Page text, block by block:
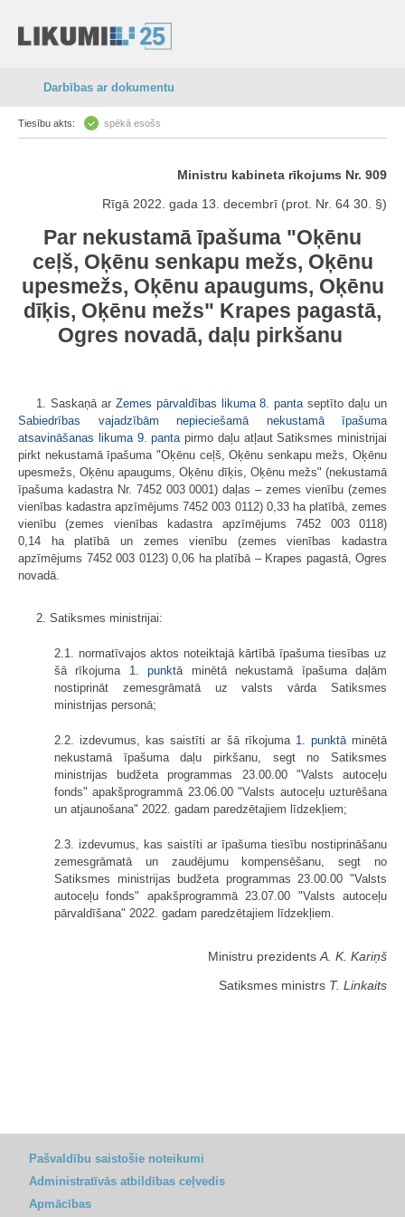
Darbības ar dokumentu
Tiesību akts: spēkā esošs
Ministru kabineta rīkojums Nr. 909
Rīgā 2022. gada 13. decembrī (prot. Nr. 64 30. §)
Par nekustamā īpašuma "Oķēnu
ceļš, Oķēnu senkapu mežs, Oķēnu
upesmežs, Oķēnu apaugums, Oķēnu
dīķis, Oķēnu mežs" Krapes pagastā,
Ogres novadā, daļu pirkšanu
1. Saskaņā ar Zemes pārvaldības likuma 8. panta septīto daļu un
Sabiedrības vajadzībām nepieciešamā nekustamā īpašuma
atsavināšanas likuma​​​​​​ 9. panta pirmo daļu atļaut Satiksmes ministrijai
pirkt nekustamā īpašuma "Oķēnu ceļš, Oķēnu senkapu mežs, Oķēnu
upesmežs, Oķēnu apaugums, Oķēnu dīķis, Oķēnu mežs" (nekustamā
īpašuma kadastra Nr. 7452 003 0001) daļas – zemes vienību (zemes
vienības kadastra apzīmējums 7452 003 0112) 0,33 ha platībā, zemes
vienību (zemes vienības kadastra apzīmējums 7452 003 0118)
0,14 ha platībā un zemes vienību (zemes vienības kadastra
apzīmējums 7452 003 0123) 0,06 ha platībā – Krapes pagastā, Ogres
novadā.
2. Satiksmes ministrijai:
2.1. normatīvajos aktos noteiktajā kārtībā īpašuma tiesības uz
šā rīkojuma 1. punktā minētā nekustamā īpašuma daļām
nostiprināt zemesgrāmatā uz valsts vārda Satiksmes
ministrijas personā;
2.2. izdevumus, kas saistīti ar šā rīkojuma 1. punktāminētā
nekustamā īpašuma daļu pirkšanu, segt no Satiksmes
ministrijas budžeta programmas 23.00.00 "Valsts autoceļu
fonds" apakšprogrammā 23.06.00 "Valsts autoceļu uzturēšana
un atjaunošana" 2022. gadam paredzētajiem līdzekļiem;
2.3. izdevumus, kas saistīti ar īpašuma tiesību nostiprināšanu
zemesgrāmatā un zaudējumu kompensēšanu, segt no
Satiksmes ministrijas budžeta programmas 23.00.00 "Valsts
autoceļu fonds" apakšprogrammā 23.07.00 "Valsts autoceļu
pārvaldīšana" 2022. gadam paredzētajiem līdzekļiem.
Ministru prezidents A. K. Kariņš
Satiksmes ministrs T. Linkaits
Pašvaldību saistošie noteikumi
Administratīvās atbildības ceļvedis
Apmācības